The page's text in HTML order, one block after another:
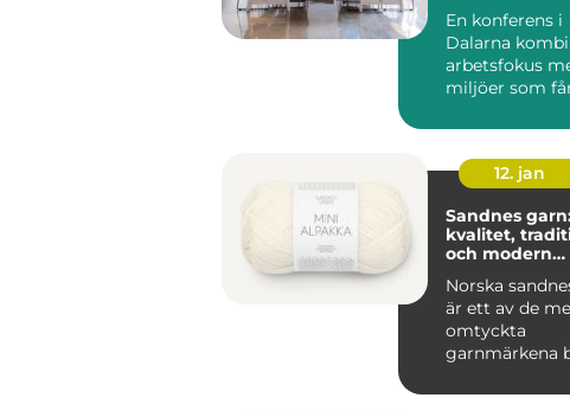
En konferens i
Dalarna
arbetsfokus
miljöer som
12. jan
Sandnes
kvalitet,
och modern
Norska
är ett av de
omtyckta
garnmärkena
Kombin...